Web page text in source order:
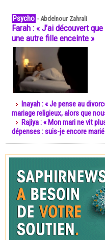
Psycho -Abdelnour Zahrali
Farah : « J’ai découvert
une autre fille enceinte »
Inayah : « Je pense au
mariage religieux, alors que
Rajiya : « Mon mari ne vit
dépenses : suis-je encore